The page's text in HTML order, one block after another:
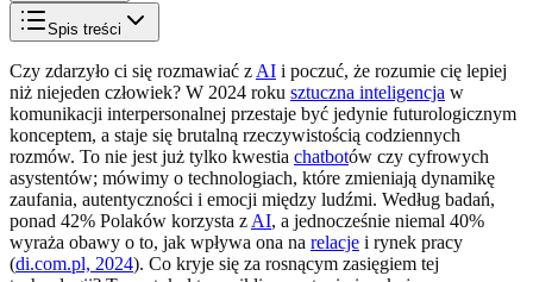
Spis treści
Czy zdarzyło ci się rozmawiać z AI i poczuć, że rozumie cię lepiej
niż niejeden człowiek? W 2024 roku sztuczna inteligencja w
komunikacji interpersonalnej przestaje być jedynie futurologicznym
konceptem, a staje się brutalną rzeczywistością codziennych
rozmów. To nie jest już tylko kwestia chatbotów czy cyfrowych
asystentów; mówimy o technologiach, które zmieniają dynamikę
zaufania, autentyczności i emocji między ludźmi. Według badań,
ponad 42% Polaków korzysta z AI, a jednocześnie niemal 40%
wyraża obawy o to, jak wpływa ona na relacje i rynek pracy
(di.com.pl, 2024). Co kryje się za rosnącym zasięgiem tej